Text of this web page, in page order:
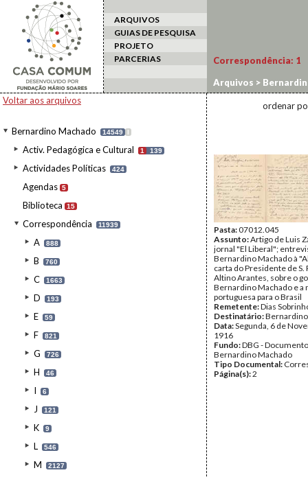
ARQUIVOS
GUIAS DE PESQUISA
PROJETO
PARCERIAS
Voltar aos arquivos
Bernardino Machado 14549 I
Activ. Pedagógica e Cultural 1 139
Actividades Políticas 424
Agendas 5
Biblioteca 15
Correspondência 11939
A 888
B 760
C 1663
D 193
E 59
F 821
G 726
H 46
I 6
J 121
K 9
L 546
M 2127
Correspondência: 1
Arquivos >
ordenar
Pasta:07012.045
Assunto:Artigo de Luis
jornal "El Liberal";
Bernardino Machado à
carta do Presidente de S.
Altino Arantes, sobre o
Bernardino Machado e a
portuguesa para o Brasil
Remetente:Dias
Destinatário:
Data:Segunda, 6 de
1916
Fundo:DBG -
Bernardino Machado
Tipo Documental:
Página(s):2